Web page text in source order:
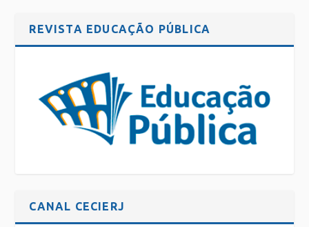
REVISTA EDUCAÇÃO PÚBLICA
CANAL CECIERJ